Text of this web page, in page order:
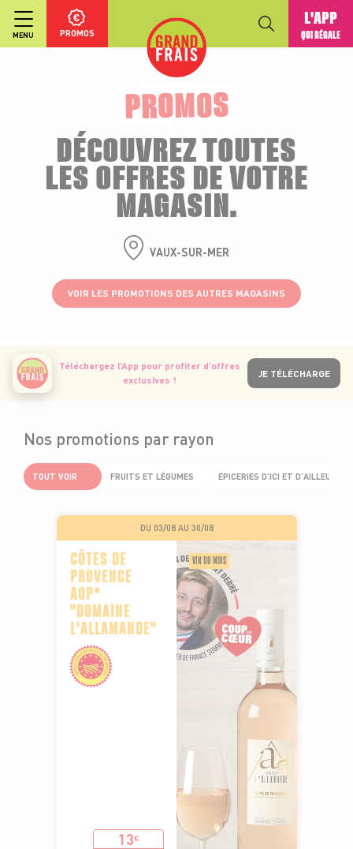
MENU PROMOS
L'APP
QUI RÉGALE
PROMOS
DÉCOUVREZ TOUTES
LES OFFRES DE VOTRE
MAGASIN.
VAUX-SUR-MER
VOIR LES PROMOTIONS DES AUTRES MAGASINS
Téléchargez l’App pour profiter d’offres
exclusives !
JE TÉLÉCHARGE
Nos promotions par rayon
TOUT VOIR FRUITS ET LÉGUMES ÉPICERIES D'ICI ET D'AILLEURS
DU 03/08 AU 30/08
CÔTES DE
PROVENCE
AOP*
"DOMAINE
L'ALLAMANDE"
13€
VIN DU MOIS